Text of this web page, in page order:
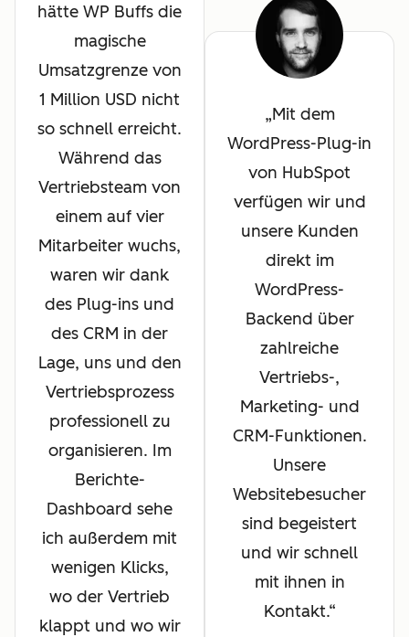
hätte WP Buffs die
magische
Umsatzgrenze von
1 Million USD nicht
so schnell erreicht.
Während das
Vertriebsteam von
einem auf vier
Mitarbeiter wuchs,
waren wir dank
des Plug-ins und
des CRM in der
Lage, uns und den
Vertriebsprozess
professionell zu
organisieren. Im
Berichte-
Dashboard sehe
ich außerdem mit
wenigen Klicks,
wo der Vertrieb
klappt und wo wir
Mit dem
WordPress-Plug-in
von HubSpot
verfügen wir und
unsere Kunden
direkt im
WordPress-
Backend über
zahlreiche
Vertriebs-,
Marketing- und
CRM-Funktionen.
Unsere
Websitebesucher
sind begeistert
und wir schnell
mit ihnen in
Kontakt.